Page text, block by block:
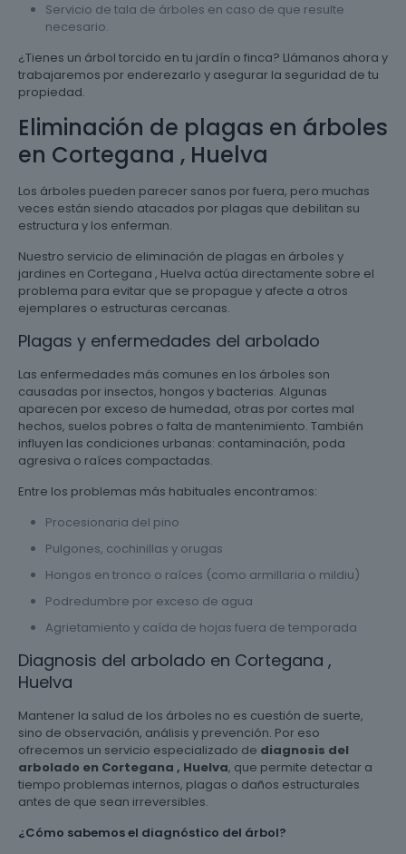
Servicio de tala de árboles en caso de que resulte
necesario.
¿Tienes un árbol torcido en tu jardín o finca? Llámanos ahora y
trabajaremos por enderezarlo y asegurar la seguridad de tu
propiedad.
Eliminación de plagas en árboles
en Cortegana , Huelva
Los árboles pueden parecer sanos por fuera, pero muchas
veces están siendo atacados por plagas que debilitan su
estructura y los enferman.
Nuestro servicio de eliminación de plagas en árboles y
jardines en Cortegana , Huelva actúa directamente sobre el
problema para evitar que se propague y afecte a otros
ejemplares o estructuras cercanas.
Plagas y enfermedades del arbolado
Las enfermedades más comunes en los árboles son
causadas por insectos, hongos y bacterias. Algunas
aparecen por exceso de humedad, otras por cortes mal
hechos, suelos pobres o falta de mantenimiento. También
influyen las condiciones urbanas: contaminación, poda
agresiva o raíces compactadas.
Entre los problemas más habituales encontramos:
Procesionaria del pino
Pulgones, cochinillas y orugas
Hongos en tronco o raíces (como armillaria o mildiu)
Podredumbre por exceso de agua
Agrietamiento y caída de hojas fuera de temporada
Diagnosis del arbolado en Cortegana ,
Huelva
Mantener la salud de los árboles no es cuestión de suerte,
sino de observación, análisis y prevención. Por eso
ofrecemos un servicio especializado de diagnosis del
arbolado en Cortegana , Huelva, que permite detectar a
tiempo problemas internos, plagas o daños estructurales
antes de que sean irreversibles.
¿Cómo sabemos el diagnóstico del árbol?